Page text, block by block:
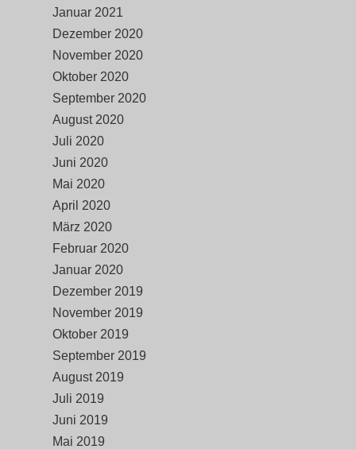
Januar 2021
Dezember 2020
November 2020
Oktober 2020
September 2020
August 2020
Juli 2020
Juni 2020
Mai 2020
April 2020
März 2020
Februar 2020
Januar 2020
Dezember 2019
November 2019
Oktober 2019
September 2019
August 2019
Juli 2019
Juni 2019
Mai 2019